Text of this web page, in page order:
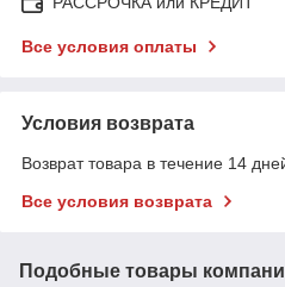
Все условия оплаты
Условия возврата
Возврат товара в течение 14
Все условия возврата
Подобные товары